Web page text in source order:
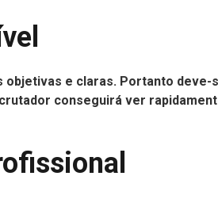
e claras. Portanto
conseguirá ver